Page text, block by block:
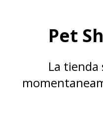
Pet
La tienda